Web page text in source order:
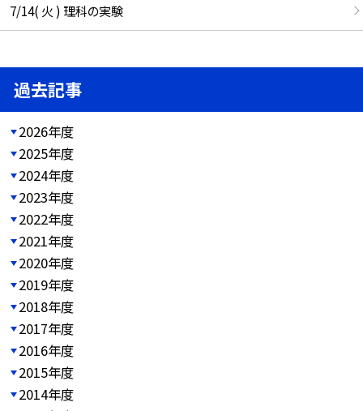
7/14( 火 ) 理科の実験
過去記事
2026年度
2025年度
2024年度
2023年度
2022年度
2021年度
2020年度
2019年度
2018年度
2017年度
2016年度
2015年度
2014年度